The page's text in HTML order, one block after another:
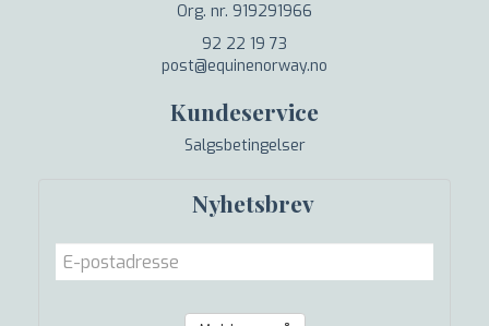
Org. nr. 919291966
92 22 19 73
post@equinenorway.no
Kundeservice
Salgsbetingelser
Nyhetsbrev